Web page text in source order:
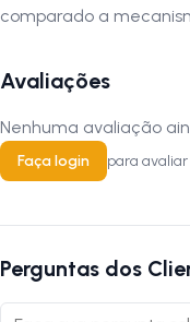
comparado a
Avaliações
Nenhuma avaliação
Faça login para
Perguntas dos